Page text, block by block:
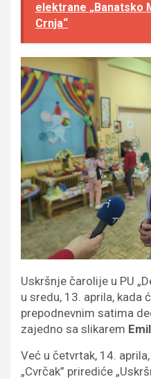
elektrane „Banatsko
Crnja“
Uskršnje čarolije u PU
u sredu, 13. aprila, kada
prepodnevnim satima
zajedno sa slikarem
Već u četvrtak, 14.
„Cvrčak” prirediće